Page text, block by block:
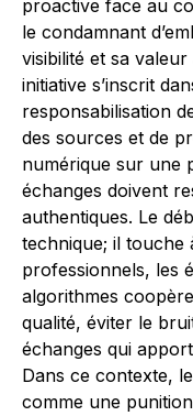
proactive face au
le condamnant
visibilité et sa valeur
initiative s’inscrit
responsabilisation
des sources et de
numérique sur une
échanges doivent
authentiques. Le
technique; il touche
professionnels, les
algorithmes
qualité, éviter le
échanges qui
Dans ce contexte,
comme une